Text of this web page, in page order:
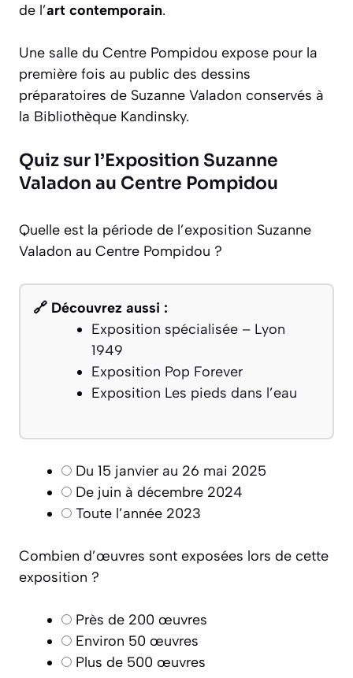
de l’art contemporain.
Une salle du Centre Pompidou expose pour la
première fois au public des dessins
préparatoires de Suzanne Valadon conservés à
la Bibliothèque Kandinsky.
Quiz sur l’Exposition Suzanne
Valadon au Centre Pompidou
Quelle est la période de l’exposition Suzanne
Valadon au Centre Pompidou ?
🔗 Découvrez aussi :
Exposition spécialisée – Lyon
1949
Exposition Pop Forever
Exposition Les pieds dans l’eau
Du 15 janvier au 26 mai 2025
De juin à décembre 2024
Toute l’année 2023
Combien d’œuvres sont exposées lors de cette
exposition ?
Près de 200 œuvres
Environ 50 œuvres
Plus de 500 œuvres